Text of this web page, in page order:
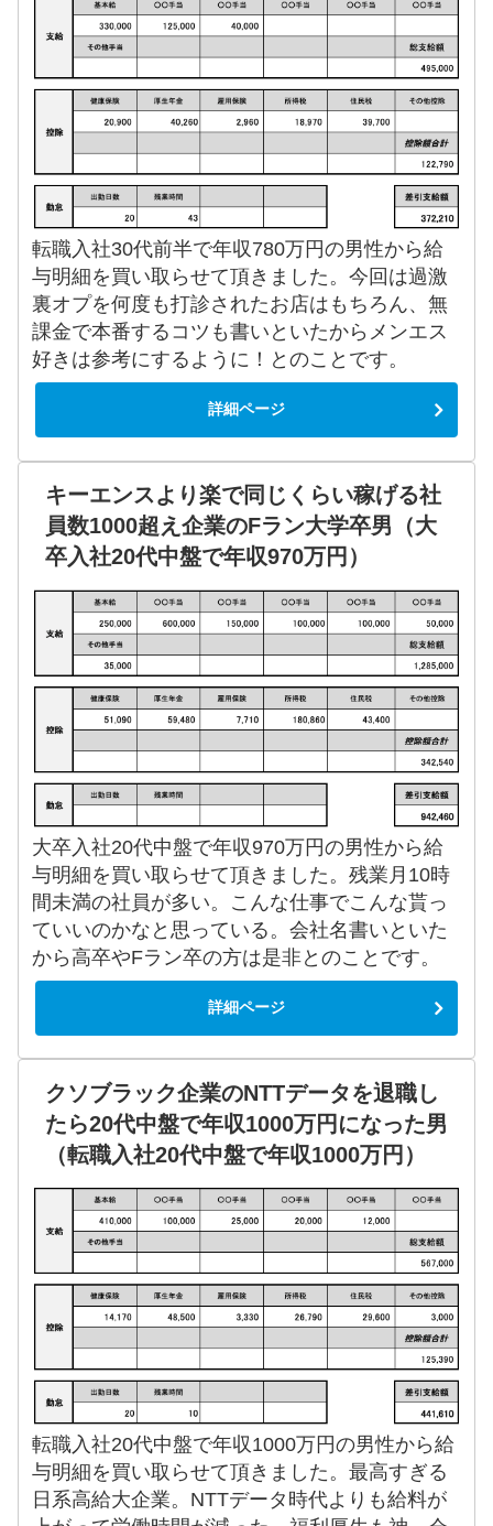
転職入社30代前半で年収780万円の男性から給
与明細を買い取らせて頂きました。今回は過激
裏オプを何度も打診されたお店はもちろん、無
課金で本番するコツも書いといたからメンエス
好きは参考にするように！とのことです。
詳細ページ
キーエンスより楽で同じくらい稼げる社
員数1000超え企業のFラン大学卒男（大
卒入社20代中盤で年収970万円）
大卒入社20代中盤で年収970万円の男性から給
与明細を買い取らせて頂きました。残業月10時
間未満の社員が多い。こんな仕事でこんな貰っ
ていいのかなと思っている。会社名書いといた
から高卒やFラン卒の方は是非とのことです。
詳細ページ
クソブラック企業のNTTデータを退職し
たら20代中盤で年収1000万円になった男
（転職入社20代中盤で年収1000万円）
転職入社20代中盤で年収1000万円の男性から給
与明細を買い取らせて頂きました。最高すぎる
日系高給大企業。NTTデータ時代よりも給料が